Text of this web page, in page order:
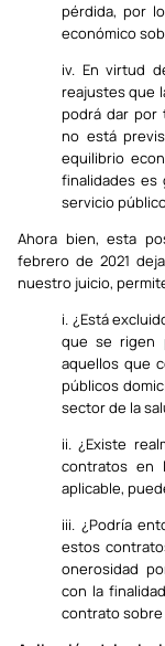
pérdida, por
económico
iv. En virtud
reajustes que
podrá dar por
no está
equilibrio
finalidades es
servicio
Ahora bien, esta
febrero de 2021
nuestro juicio,
i. ¿Está
que se rigen
aquellos que
públicos
sector de la
ii. ¿Existe
contratos en
aplicable,
iii. ¿Podría
estos
onerosidad
con la
contrato